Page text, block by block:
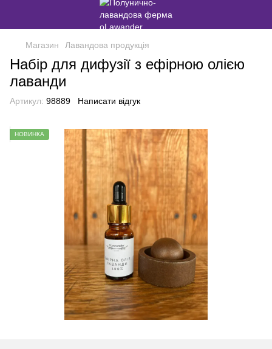
Магазин Лавандова продукція
Набір для дифузії з ефірною олією
лаванди
Артикул: 98889 Написати відгук
НОВИНКА